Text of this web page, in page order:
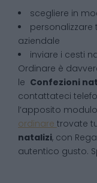
scegliere in
personalizzare
aziendale
inviare i cesti
Ordinare è
le Confezioni
contattateci
l’apposito
ordinare trovate
natalizi, con
autentico gusto.